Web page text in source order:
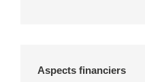
Aspects financiers